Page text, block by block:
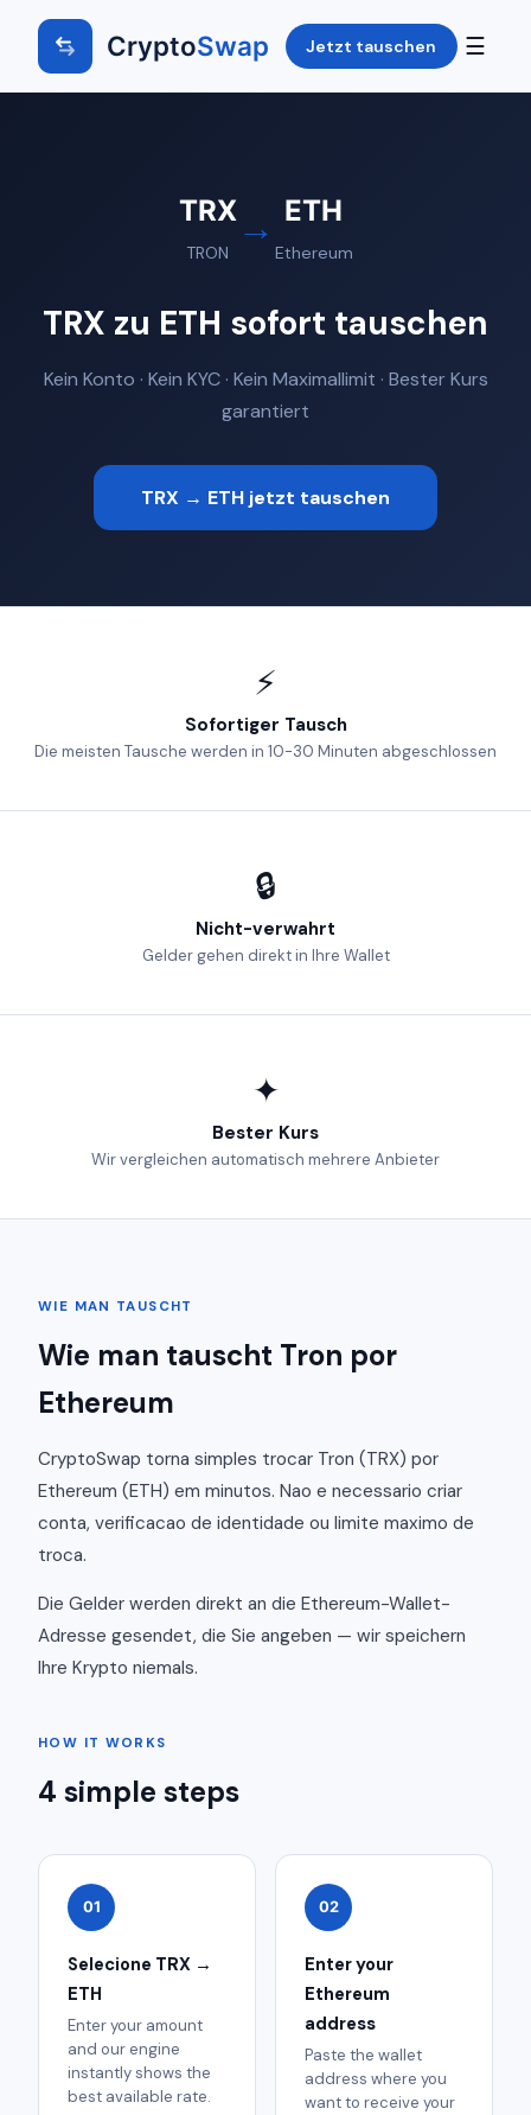
CryptoSwap Jetzt tauschen ☰
TRX
TRON
→ ETH
Ethereum
TRX zu ETH sofort tauschen
Kein Konto · Kein KYC · Kein Maximallimit · Bester Kurs
garantiert
TRX → ETH jetzt tauschen
⚡
Sofortiger Tausch
Die meisten Tausche werden in 10-30 Minuten abgeschlossen
🔒
Nicht-verwahrt
Gelder gehen direkt in Ihre Wallet
✦
Bester Kurs
Wir vergleichen automatisch mehrere Anbieter
WIE MAN TAUSCHT
Wie man tauscht Tron por
Ethereum
CryptoSwap torna simples trocar Tron (TRX) por
Ethereum (ETH) em minutos. Nao e necessario criar
conta, verificacao de identidade ou limite maximo de
troca.
Die Gelder werden direkt an die Ethereum-Wallet-
Adresse gesendet, die Sie angeben — wir speichern
Ihre Krypto niemals.
HOW IT WORKS
4 simple steps
01
Selecione TRX →
ETH
Enter your amount
and our engine
instantly shows the
best available rate.
02
Enter your
Ethereum
address
Paste the wallet
address where you
want to receive your